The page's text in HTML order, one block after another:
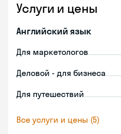
Услуги и цены
Английский язык
Для маркетологов
Деловой - для бизнеса
Для путешествий
Все услуги и цены (5)